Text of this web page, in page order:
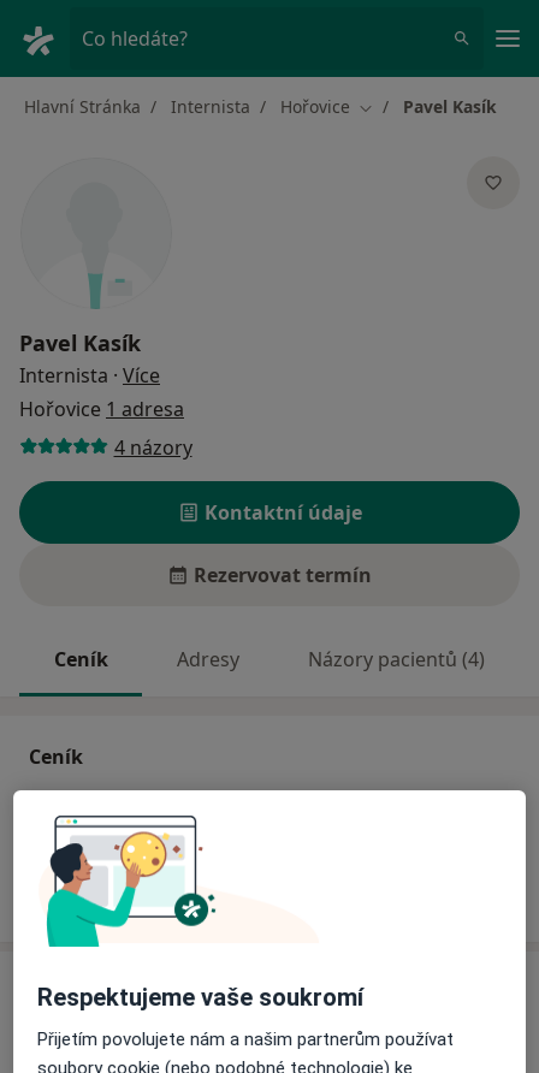
Co hledáte?
Hlavní Stránka Internista Hořovice Změna města
Pavel Kasík
Pavel Kasík
Internista · Více
Hořovice 1 adresa
4 názory
Kontaktní údaje
Rezervovat termín
Ceník Adresy Názory pacientů (4)
Ceník
Tento specialista ještě nepřidával žádné informace o
svých službách.
Adresa
Nemocnice Hořovice - NH Hospital, a.s.
Respektujeme vaše soukromí
Přijetím povolujete nám a našim partnerům používat
soubory cookie (nebo podobné technologie) ke